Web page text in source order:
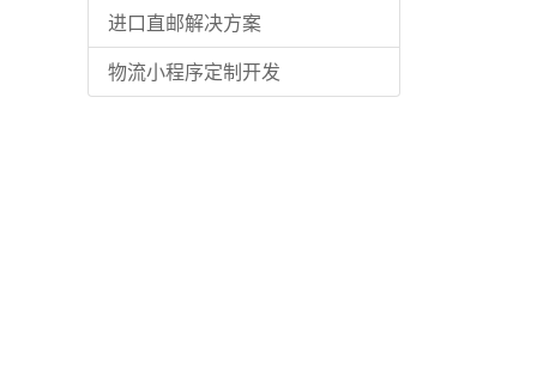
进口直邮解决方案
物流小程序定制开发